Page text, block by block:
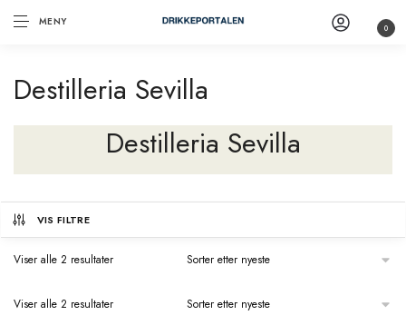
MENY 0
Destilleria Sevilla
Destilleria Sevilla
VIS FILTRE
Viser alle 2 resultater
Viser alle 2 resultater